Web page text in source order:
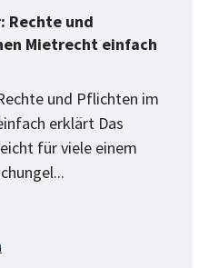
Rechte und
Mietrecht einfach
und Pflichten im
erklärt Das
für viele einem